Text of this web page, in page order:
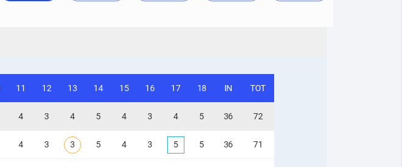
11 12 13 14 15 16 17 18 IN TOT
4 3 4 5 4 3 4 5 36 72
4 3 3 5 4 3 5 5 36 71